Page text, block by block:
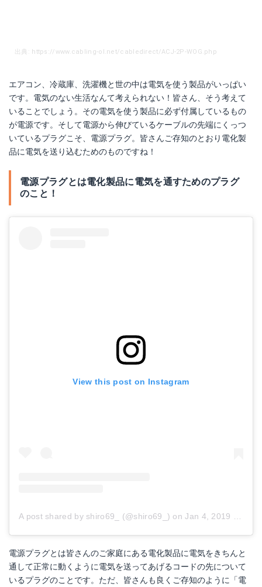
出典: https://www.cabling-ol.net/cabledirect/ACJ-2P-WOG.php
エアコン、冷蔵庫、洗濯機と世の中は電気を使う製品がいっぱい
です。電気のない生活なんて考えられない！皆さん、そう考えて
いることでしょう。その電気を使う製品に必ず付属しているもの
が電源です。そして電源から伸びているケーブルの先端にくっつ
いているプラグこそ、電源プラグ。皆さんご存知のとおり電化製
品に電気を送り込むためのものですね！
電源プラグとは電化製品に電気を通すためのプラグ
のこと！
View this post on Instagram
A post shared by shiro69_ (@shiro69_) onJan 4, 2019 at 4:23am PST
電源プラグとは皆さんのご家庭にある電化製品に電気をきちんと
通して正常に動くように電気を送ってあげるコードの先について
いるプラグのことです。ただ、皆さんも良くご存知のように「電